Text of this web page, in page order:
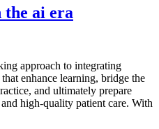
the ai era
approach to integrating
enhance learning, bridge the
and ultimately prepare
high-quality patient care. With